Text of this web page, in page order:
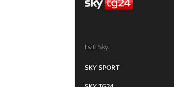
I siti Sky:
SKY SPORT